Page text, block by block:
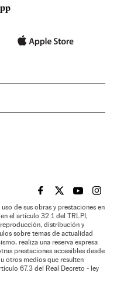
EL PAÍS BRASIL EN
EL PAÍSEL PAÍS
EL
de sus obras y prestaciones en
el artículo 32.1 del TRLPI;
distribución y
sobre temas de actualidad
realiza una reserva expresa
prestaciones accesibles desde
otros medios que resulten
67.3 del Real Decreto - ley